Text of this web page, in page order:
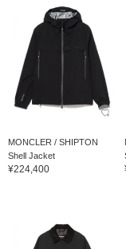
MONCLER / SHIPTON
Shell Jacket
¥224,400